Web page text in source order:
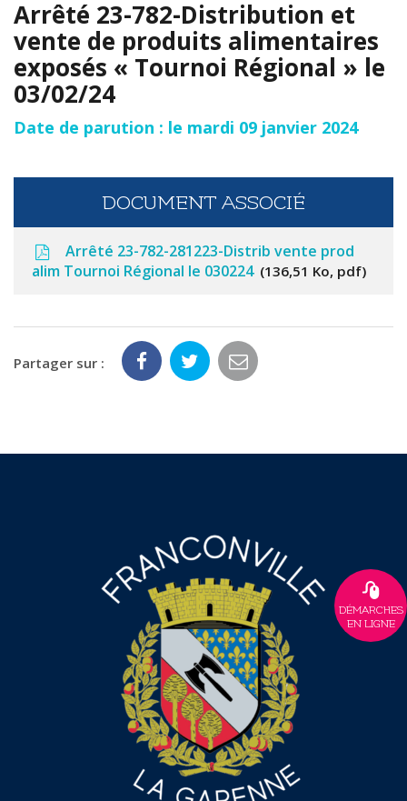
Arrêté 23-782-Distribution et
vente de produits alimentaires
exposés « Tournoi Régional » le
03/02/24
Date de parution : le mardi 09 janvier 2024
DOCUMENT ASSOCIÉ
Arrêté 23-782-281223-Distrib vente prod
alim Tournoi Régional le 030224 136,51 Ko, pdf
Partager sur :
DÉMARCHES
EN LIGNE